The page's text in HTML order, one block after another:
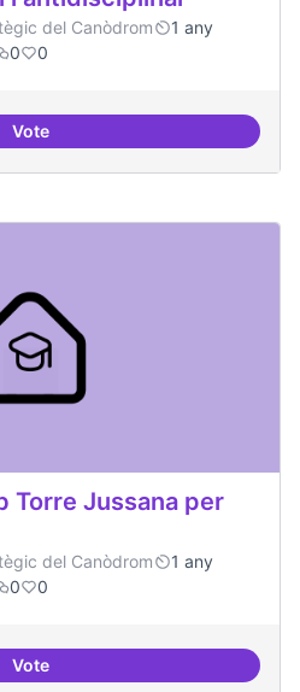
del Canòdrom
1 any
0 0
VoteTallers de col·laboració
Torre Jussana per
del Canòdrom
1 any
0 0
VoteCol·laboració amb Torre